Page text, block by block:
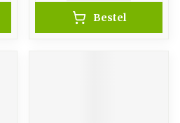
Bestel